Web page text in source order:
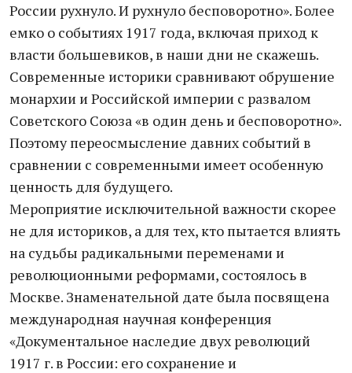
России рухнуло. И рухнуло бесповоротно». Более
емко о событиях 1917 года, включая приход к
власти большевиков, в наши дни не скажешь.
Современные историки сравнивают обрушение
монархии и Российской империи с развалом
Советского Союза «в один день и бесповоротно».
Поэтому переосмысление давних событий в
сравнении с современными имеет особенную
ценность для будущего.
Мероприятие исключительной важности скорее
не для историков, а для тех, кто пытается влиять
на судьбы радикальными переменами и
революционными реформами, состоялось в
Москве. Знаменательной дате была посвящена
международная научная конференция
«Документальное наследие двух революций
1917 г. в России: его сохранение и